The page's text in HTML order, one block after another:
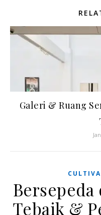
Galeri & Ruang
Bersepeda
Tebaik &